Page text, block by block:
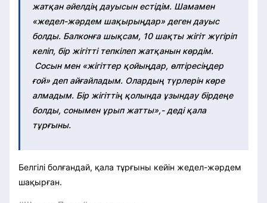
жатқан әйелдің дауысын естідім. Шамамен
«жедел-жәрдем шақырыңдар» деген дауыс
болды. Балконға шықсам, 10 шақты жігіт жүгіріп
келіп, бір жігітті тепкілеп жатқанын көрдім.
Сосын мен «жігіттер қойыңдар, өлтіресіңдер
ғой» деп айғайладым. Олардың түрлерін көре
алмадым. Бір жігіттің қолында ұзындау бірдеңе
болды, сонымен ұрып жатты»,- деді қала
тұрғыны.
Белгілі болғандай, қала тұрғыны кейін жедел-жәрдем
шақырған.